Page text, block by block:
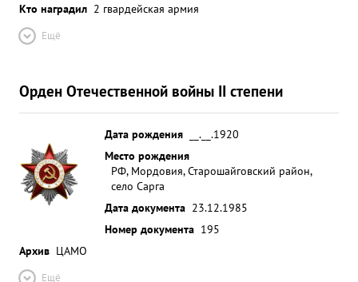
Кто наградил 2 гвардейская армия
Ещё
Орден Отечественной войны II степени
Дата рождения
__.__.1920
Место рождения
РФ, Мордовия, Старошайговский район,
село Сарга
Дата документа 23.12.1985
Номер документа 195
Архив ЦАМО
Ещё